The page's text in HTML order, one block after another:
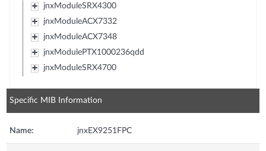
jnxModuleSRX4300
jnxModuleACX7332
jnxModuleACX7348
jnxModulePTX1000236qdd
jnxModuleSRX4700
Specific MIB Information
Name: jnxEX9251FPC